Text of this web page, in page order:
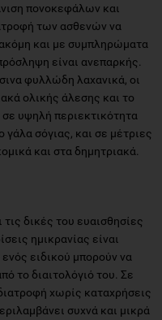
πονοκεφάλων και
των ασθενών να
και με συμπληρώματα
είναι ανεπαρκής.
φυλλώδη λαχανικά, οι
ολικής άλεσης και το
υψηλή περιεκτικότητα
σόγιας, και σε μέτριες
και στα δημητριακά.
δικές του ευαισθησίες
ημικρανίας είναι
ειδικού μπορούν να
το διαιτολόγιό του. Σε
χωρίς καταχρήσεις
συχνά και μικρά